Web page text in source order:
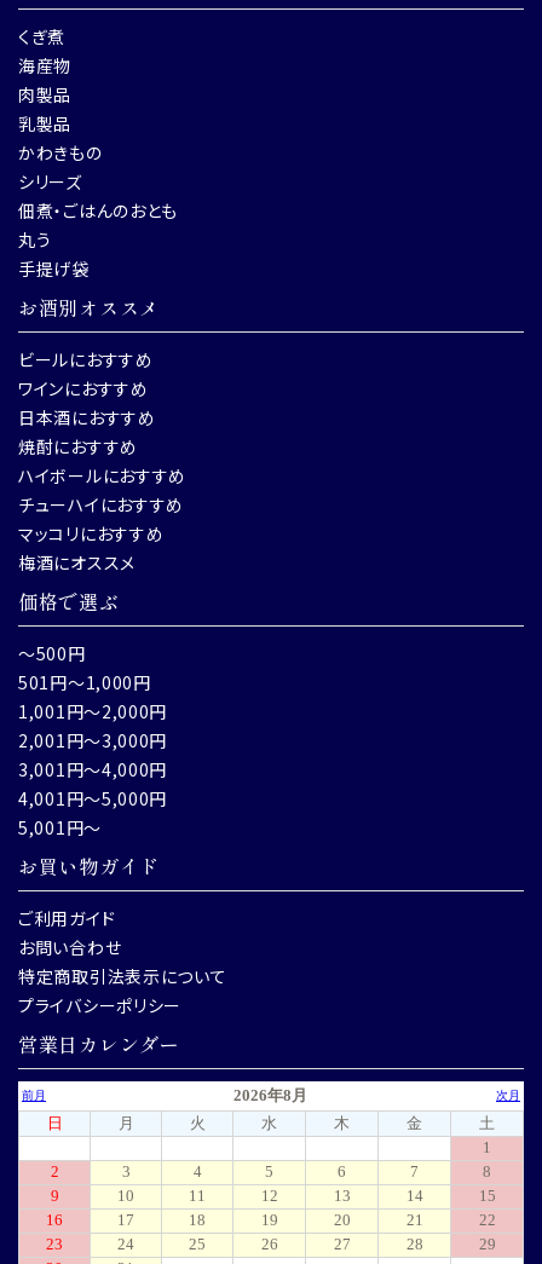
くぎ煮
海産物
肉製品
乳製品
かわきもの
シリーズ
佃煮・ごはんのおとも
丸う
手提げ袋
お酒別オススメ
ビールにおすすめ
ワインにおすすめ
日本酒におすすめ
焼酎におすすめ
ハイボールにおすすめ
チューハイにおすすめ
マッコリにおすすめ
梅酒にオススメ
価格で選ぶ
～500円
501円～1,000円
1,001円～2,000円
2,001円～3,000円
3,001円～4,000円
4,001円～5,000円
5,001円～
お買い物ガイド
ご利用ガイド
お問い合わせ
特定商取引法表示について
プライバシーポリシー
営業日カレンダー